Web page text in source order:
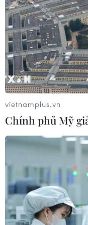
đầu bảng'
06/08/2026 07:25
Chủ tịch Liên
chịu sức ép chưa
06/08/2026 04:12
khó tin trước chủ
Toàn cảnh
Lan "thắng như
vietnamplus.vn
Chính phủ Mỹ